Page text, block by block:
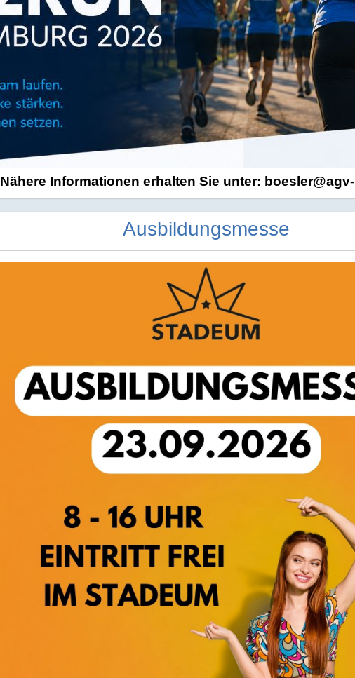
Nähere Informationen erhalten Sie unter:
Ausbildungsmesse